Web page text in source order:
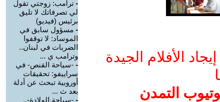
الأفلام الجيدة
التمدن
- ترامب: زوجتي تقول
لي تصرفاتك لا تليق
برئيس (فيديو)
- مسؤول سابق في
الموساد: لا توقفوا
الضربات في لبنان..
وترامب ي ...
- -سياحة القنص- في
سراييفو: تحقيقات
أوروبية تبحث عن أدلة
بعد ث ...
- -سياحة الولادة-..